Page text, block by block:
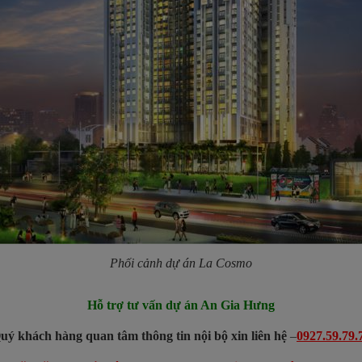
Phối cảnh dự án La Cosmo
Hỗ trợ tư vấn dự án An Gia Hưng
khách hàng quan tâm thông tin nội bộ xin liên hệ –